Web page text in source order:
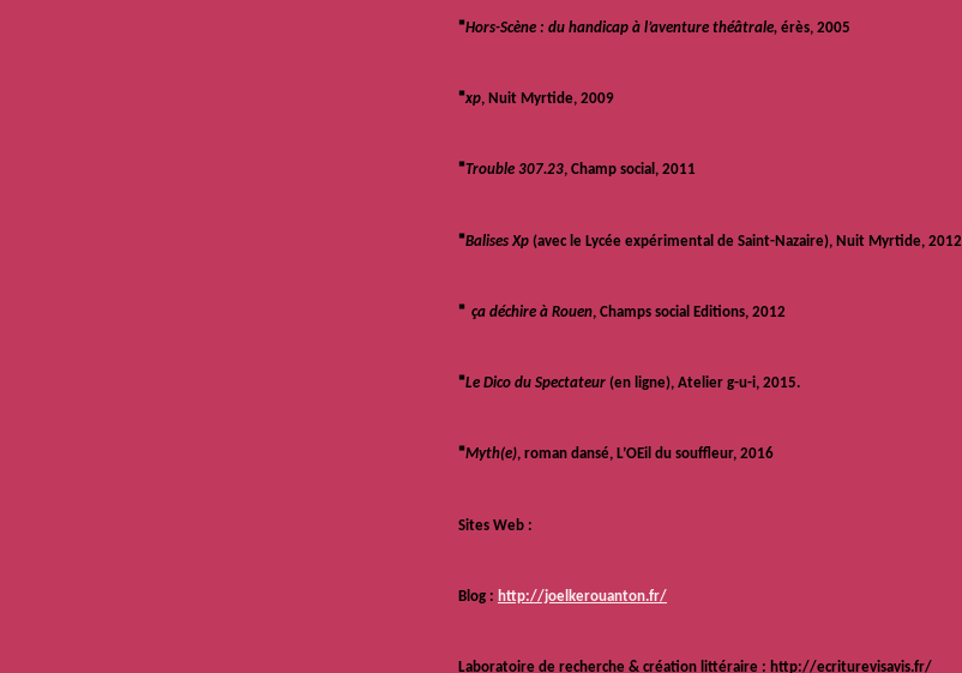
•Hors-Scène : du handicap à l’aventure théâtrale, érès, 2005
•xp, Nuit Myrtide, 2009
•Trouble 307.23, Champ social, 2011
•Balises Xp (avec le Lycée expérimental de Saint-Nazaire), Nuit Myrtide, 2012
• ça déchire à Rouen, Champs social Editions, 2012
•Le Dico du Spectateur (en ligne), Atelier g-u-i, 2015.
•Myth(e), roman dansé, L’OEil du souffleur, 2016
Sites Web :
Blog : http://joelkerouanton.fr/
Laboratoire de recherche & création littéraire : http://ecriturevisavis.fr/